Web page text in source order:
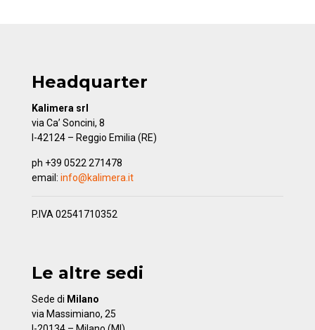
Headquarter
Kalimera srl
via Ca’ Soncini, 8
I-42124 – Reggio Emilia (RE)
ph +39 0522 271478
email: info@kalimera.it
P.IVA 02541710352
Le altre sedi
Sede di Milano
via Massimiano, 25